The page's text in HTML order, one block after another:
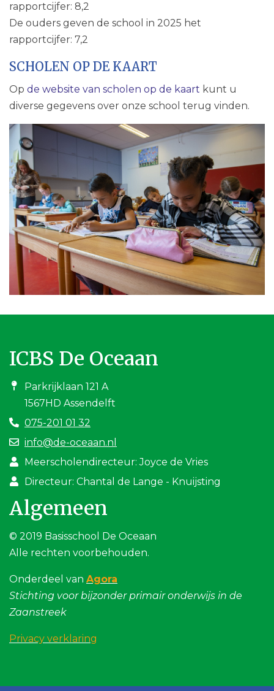
rapportcijfer: 8,2
De ouders geven de school in 2025 het
rapportcijfer: 7,2
SCHOLEN OP DE KAART
Op de website van scholen op de kaart kunt u
diverse gegevens over onze school terug vinden.​
ICBS De Oceaan
Parkrijklaan 121 A
1567HD Assendelft
075-201 01 32
info@de-oceaan.nl
Meerscholendirecteur: Joyce de Vries
Directeur: Chantal de Lange - Knuijsting
Algemeen
© 2019 Basisschool De Oceaan
Alle rechten voorbehouden.
Onderdeel van Agora
Stichting voor bijzonder primair onderwijs in de
Zaanstreek
Privacy verklaring